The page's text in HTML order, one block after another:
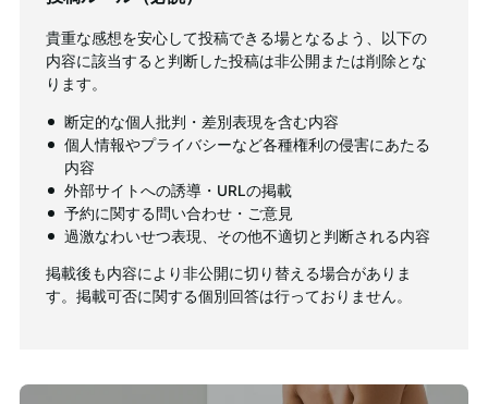
貴重な感想を安心して投稿できる場となるよう、以下の
内容に該当すると判断した投稿は非公開または削除とな
ります。
断定的な個人批判・差別表現を含む内容
個人情報やプライバシーなど各種権利の侵害にあたる
内容
外部サイトへの誘導・URLの掲載
予約に関する問い合わせ・ご意見
過激なわいせつ表現、その他不適切と判断される内容
掲載後も内容により非公開に切り替える場合がありま
す。掲載可否に関する個別回答は行っておりません。